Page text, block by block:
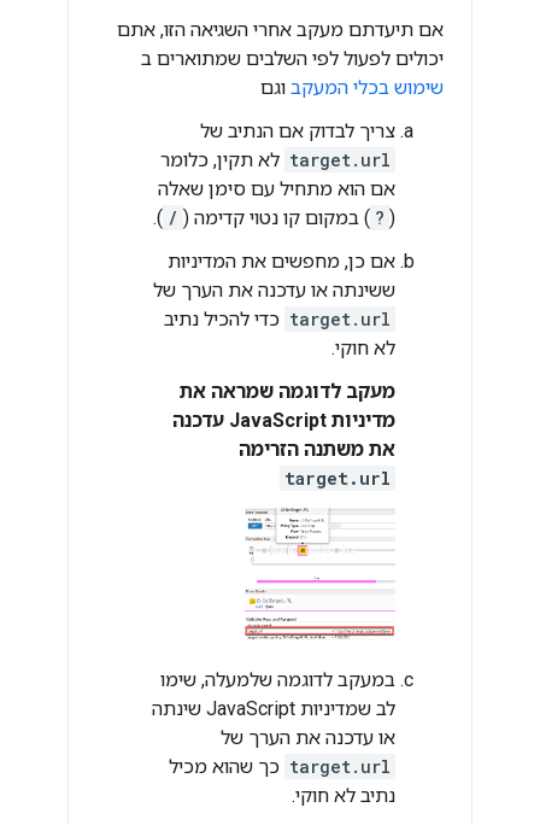
אם תיעדתם מעקב אחרי השגיאה הזו, אתם
יכולים לפעול לפי השלבים שמתוארים ב
שימוש בכלי המעקב וגם
צריך לבדוק אם הנתיב של
target.url לא תקין, כלומר
אם הוא מתחיל עם סימן שאלה
(
? ) במקום קו נטוי קדימה ( /
).
אם כן, מחפשים את המדיניות
ששינתה או עדכנה את הערך של
target.url כדי להכיל נתיב
לא חוקי.
מעקב לדוגמה שמראה את
מדיניות JavaScript עדכנה
את משתנה הזרימה
target.url
במעקב לדוגמה שלמעלה, שימו
לב שמדיניות JavaScript שינתה
או עדכנה את הערך של
target.url כך שהוא מכיל
נתיב לא חוקי.